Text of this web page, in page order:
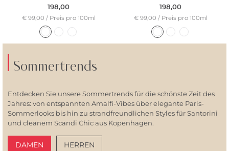
198,00
€ 99,00 / Preis pro 100ml
198,00
€ 99,00 / Preis pro 100ml
Sommertrends
Entdecken Sie unsere Sommertrends für die schönste Zeit des
Jahres: von entspannten Amalfi-Vibes über elegante Paris-
Sommerlooks bis hin zu strandfreundlichen Styles für Santorini
und cleanem Scandi Chic aus Kopenhagen.
DAMEN HERREN